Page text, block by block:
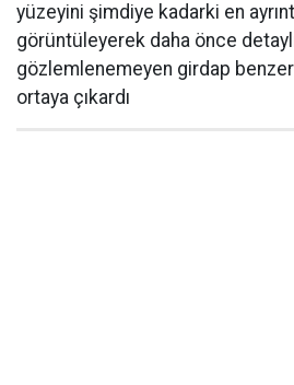
yüzeyini şimdiye kadarki en
görüntüleyerek daha önce
gözlemlenemeyen girdap
ortaya çıkardı